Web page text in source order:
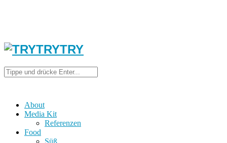
About
Media Kit
Referenzen
Food
Süß